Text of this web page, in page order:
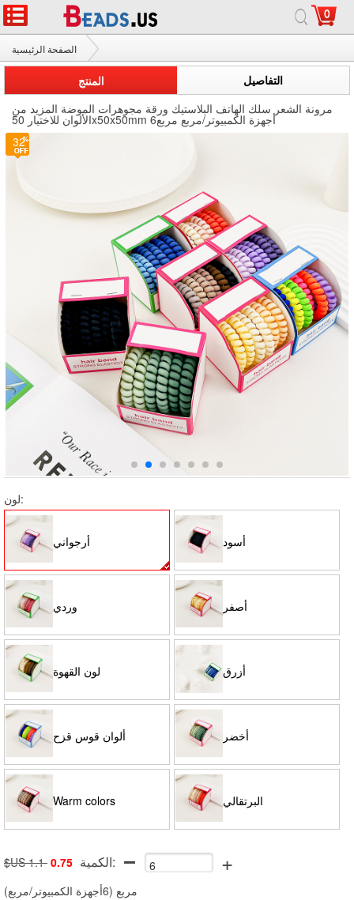
0
الصفحة الرئيسية
مرونة الشعر سلك الهاتف
المنتج
التفاصيل
مرونة الشعر سلك الهاتف البلاستيك ورقة مجوهرات الموضة المزيد من
الألوان للاختيار 50x50x50mm 6أجهزة الكمبيوتر/مربع مربع
32
لون:
أرجواني أسود
وردي أصفر
لون القهوة أزرق
ألوان قوس قزح أخضر
Warm colors البرتقالي
$US 1.1 0.75 الكمية: +
مربع (6أجهزة الكمبيوتر/مربع )